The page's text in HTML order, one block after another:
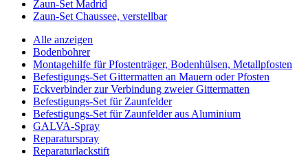
Zaun-Set Madrid
Zaun-Set Chaussee, verstellbar
Alle anzeigen
Bodenbohrer
Montagehilfe für Pfostenträger, Bodenhülsen, Metallpfosten
Befestigungs-Set Gittermatten an Mauern oder Pfosten
Eckverbinder zur Verbindung zweier Gittermatten
Befestigungs-Set für Zaunfelder
Befestigungs-Set für Zaunfelder aus Aluminium
GALVA-Spray
Reparaturspray
Reparaturlackstift